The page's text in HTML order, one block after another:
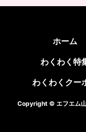
ホーム
わくわく特
わくわくクー
Copyright © エフエム